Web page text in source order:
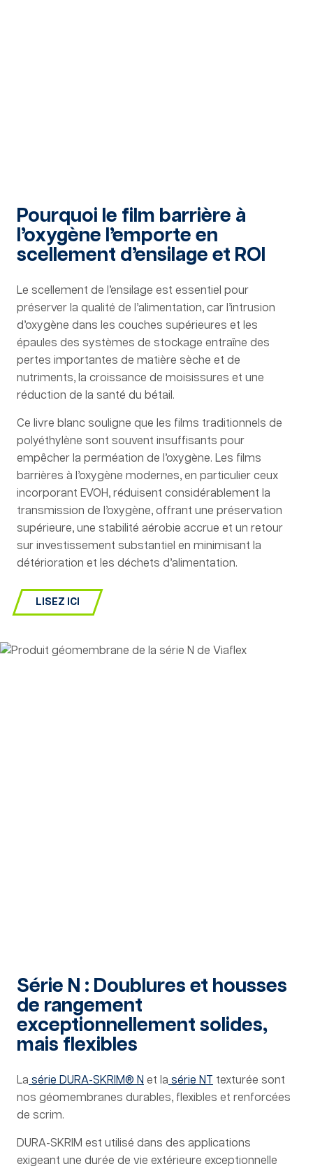
Pourquoi le film barrière à
l’oxygène l’emporte en
scellement d’ensilage et ROI
Le scellement de l’ensilage est essentiel pour
préserver la qualité de l’alimentation, car l’intrusion
d’oxygène dans les couches supérieures et les
épaules des systèmes de stockage entraîne des
pertes importantes de matière sèche et de
nutriments, la croissance de moisissures et une
réduction de la santé du bétail.
Ce livre blanc souligne que les films traditionnels de
polyéthylène sont souvent insuffisants pour
empêcher la perméation de l’oxygène. Les films
barrières à l’oxygène modernes, en particulier ceux
incorporant EVOH, réduisent considérablement la
transmission de l’oxygène, offrant une préservation
supérieure, une stabilité aérobie accrue et un retour
sur investissement substantiel en minimisant la
détérioration et les déchets d’alimentation.
LISEZ ICI
Série N : Doublures et housses
de rangement
exceptionnellement solides,
mais flexibles
La série DURA-SKRIM® N et la série NT texturée sont
nos géomembranes durables, flexibles et renforcées
de scrim.
DURA-SKRIM est utilisé dans des applications
exigeant une durée de vie extérieure exceptionnelle